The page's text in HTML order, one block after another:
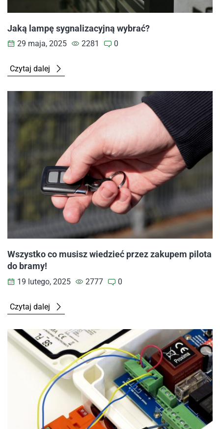
Jaką lampę sygnalizacyjną wybrać?
29 maja, 2025 2281 0
Czytaj dalej
Wszystko co musisz wiedzieć przez zakupem pilota
do bramy!
19 lutego, 2025 2777 0
Czytaj dalej